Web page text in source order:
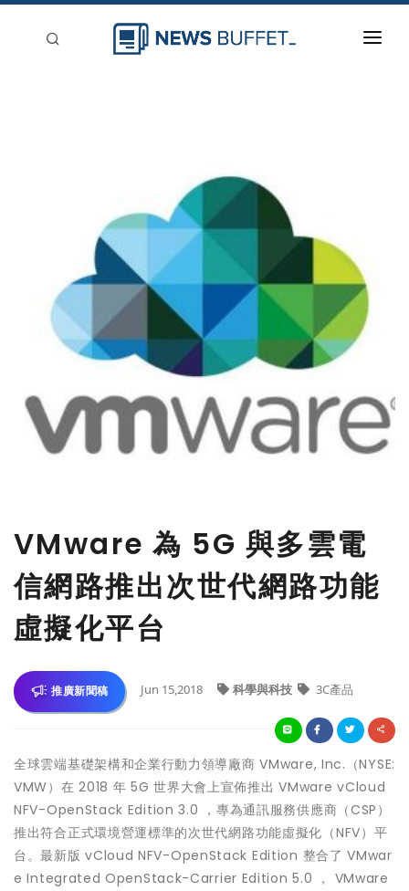
VMware 為 5G 與多雲電
信網路推出次世代網路功能
虛擬化平台
推廣新聞稿 Jun 15,2018 科學與科技 3C產品
全球雲端基礎架構和企業行動力領導廠商 VMware, Inc.（NYSE:
VMW）在 2018 年 5G 世界大會上宣佈推出 VMware vCloud
NFV-OpenStack Edition 3.0 ，專為通訊服務供應商（CSP）
推出符合正式環境營運標準的次世代網路功能虛擬化（NFV）平
台。最新版 vCloud NFV-OpenStack Edition 整合了 VMwar
e Integrated OpenStack-Carrier Edition 5.0 ， VMware